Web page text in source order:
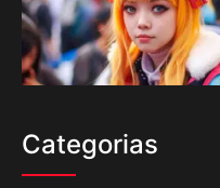
Categorias